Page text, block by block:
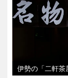
伊勢の「二軒茶